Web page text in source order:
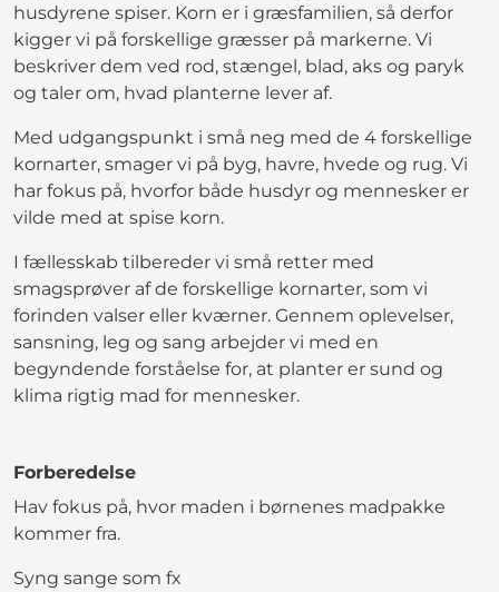
husdyrene spiser. Korn er i græsfamilien, så derfor
kigger vi på forskellige græsser på markerne. Vi
beskriver dem ved rod, stængel, blad, aks og paryk
og taler om, hvad planterne lever af.
Med udgangspunkt i små neg med de 4 forskellige
kornarter, smager vi på byg, havre, hvede og rug. Vi
har fokus på, hvorfor både husdyr og mennesker er
vilde med at spise korn.
I fællesskab tilbereder vi små retter med
smagsprøver af de forskellige kornarter, som vi
forinden valser eller kværner. Gennem oplevelser,
sansning, leg og sang arbejder vi med en
begyndende forståelse for, at planter er sund og
klima rigtig mad for mennesker.
Forberedelse
Hav fokus på, hvor maden i børnenes madpakke
kommer fra.
Syng sange som fx